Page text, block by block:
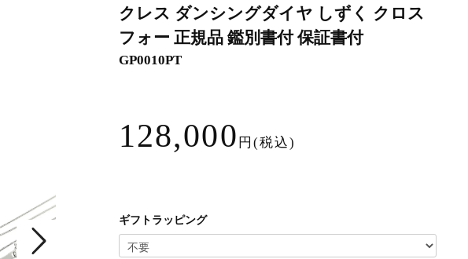
クレス ダンシングダイヤ しずく クロス
フォー 正規品 鑑別書付 保証書付
GP0010PT
128,000 円(税込)
ギフトラッピング